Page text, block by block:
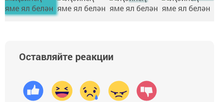
Оставляйте реакции